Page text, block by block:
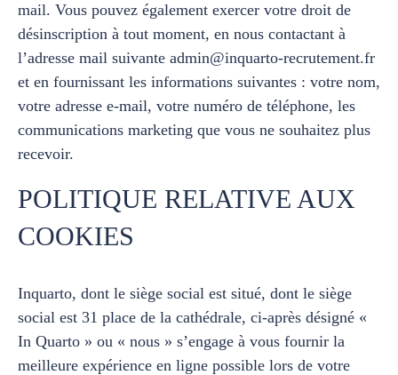
mail. Vous pouvez également exercer votre droit de
désinscription à tout moment, en nous contactant à
l’adresse mail suivante admin@inquarto-recrutement.fr
et en fournissant les informations suivantes : votre nom,
votre adresse e-mail, votre numéro de téléphone, les
communications marketing que vous ne souhaitez plus
recevoir.
POLITIQUE RELATIVE AUX
COOKIES
Inquarto, dont le siège social est situé, dont le siège
social est 31 place de la cathédrale, ci-après désigné «
In Quarto » ou « nous » s’engage à vous fournir la
meilleure expérience en ligne possible lors de votre